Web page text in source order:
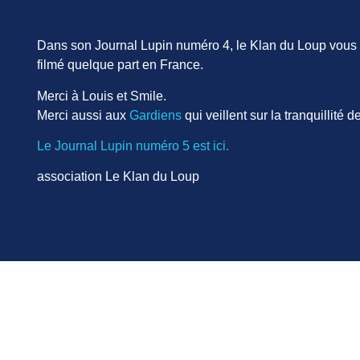
Dans son Journal Lupin numéro 4, le Klan du Loup
filmé quelque part en France.
Merci à Louis et Smile.
Merci aussi aux Gardiensqui veillent sur la tranquillité
Le Journal Lupin numéro 5 est ici.
association Le Klan du Loup